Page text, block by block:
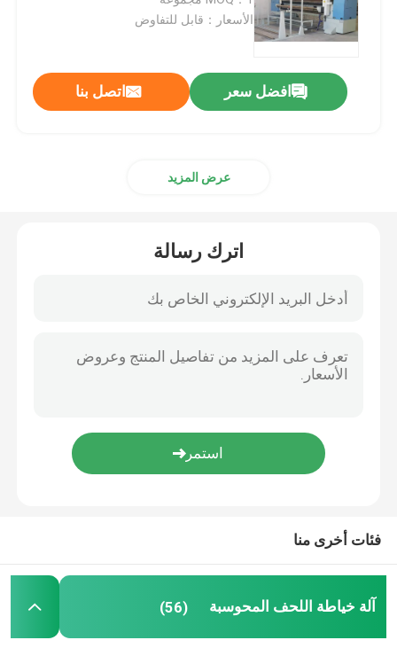
اطلب عرض أسعار
آلة خياطة اللحف المحوسبة
آلة صنع المراتب
آلة صنع لحاف
آلة خياطة اللحف سلسلة غرزة
آلة خياطة اللحف إبرة واحدة
الأسعار：قابل للتفاوض
افضل سعر اتصل بنا
عرض المزيد
اترك رسالة
فئات أخرى منا
آلة خياطة اللحف المحوسبة (56)